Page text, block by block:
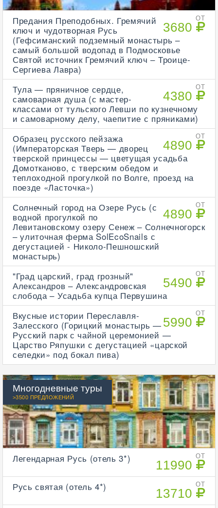
ОТ
3680
Предания Преподобных. Гремячий
ключ и чудотворная Русь
(Гефсиманский подземный монастырь –
самый большой водопад в Подмосковье
Святой источник Гремячий ключ – Троице-
Сергиева Лавра)
ОТ
4380
Тула — пряничное сердце,
самоварная душа (с мастер-
классами от тульского Левши по кузнечному
и самоварному делу, чаепитие с пряниками)
ОТ
4890
Образец русского пейзажа
(Императорская Тверь — дворец
тверской принцессы — цветущая усадьба
Домотканово, с тверским обедом и
теплоходной прогулкой по Волге, проезд на
поезде «Ласточка»)
ОТ
4890
Солнечный город на Озере Русь (с
водной прогулкой по
Левитановскому озеру Сенеж – Солнечногорск
– улиточная ферма SolEcoSnails с
дегустацией - Николо-Пешношский
монастырь)
ОТ
5490
"Град царский, град грозный"
Александров – Александровская
слобода – Усадьба купца Первушина
ОТ
5990
Вкусные истории Переславля-
Залесского (Горицкий монастырь —
Русский парк с чайной церемонией —
Царство Ряпушки с дегустацией «царской
селедки» под бокал пива)
Многодневные туры
>3500 ПРЕДЛОЖЕНИЙ
ОТ
11990
Легендарная Русь (отель 3*)
ОТ
13710
Русь святая (отель 4*)